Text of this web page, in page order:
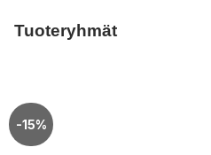
Tuoteryhmät
-15%